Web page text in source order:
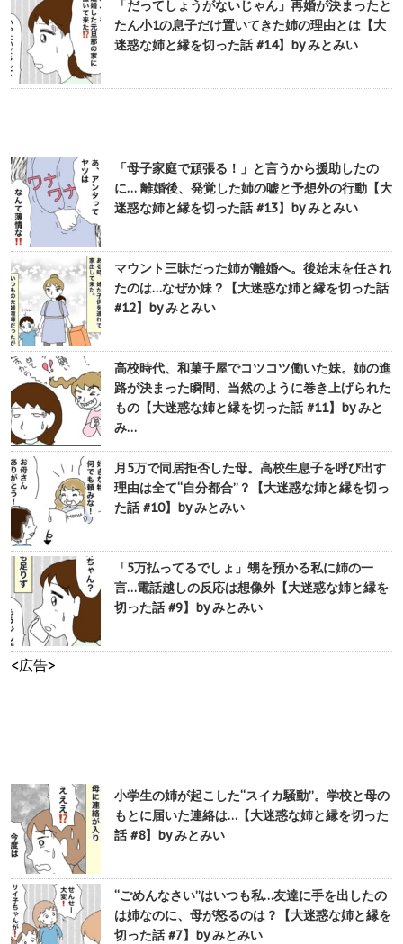
「だってしょうがないじゃん」再婚が決まったと
たん小1の息子だけ置いてきた姉の理由とは【大
迷惑な姉と縁を切った話 #14】by みとみい
「母子家庭で頑張る！」と言うから援助したの
に… 離婚後、発覚した姉の嘘と予想外の行動【大
迷惑な姉と縁を切った話 #13】by みとみい
マウント三昧だった姉が離婚へ。後始末を任され
たのは…なぜか妹？【大迷惑な姉と縁を切った話
#12】by みとみい
高校時代、和菓子屋でコツコツ働いた妹。姉の進
路が決まった瞬間、当然のように巻き上げられた
もの【大迷惑な姉と縁を切った話 #11】by みと
み…
月5万で同居拒否した母。高校生息子を呼び出す
理由は全て“自分都合”？【大迷惑な姉と縁を切っ
た話 #10】by みとみい
「5万払ってるでしょ」甥を預かる私に姉の一
言…電話越しの反応は想像外【大迷惑な姉と縁を
切った話 #9】by みとみい
<広告>
小学生の姉が起こした“スイカ騒動”。学校と母の
もとに届いた連絡は…【大迷惑な姉と縁を切った
話 #8】by みとみい
“ごめんなさい”はいつも私…友達に手を出したの
は姉なのに、母が怒るのは？【大迷惑な姉と縁を
切った話 #7】by みとみい